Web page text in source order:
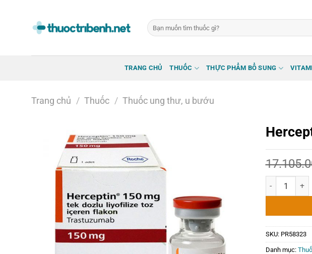
Tìm
kiếm:
TRANG CHỦ THUỐC THỰC PHẨM BỔ SUNG
Trang chủ / Thuốc / Thuốc ung thư, u bướu
Herceptin
SKU: PR58323
Danh mục: